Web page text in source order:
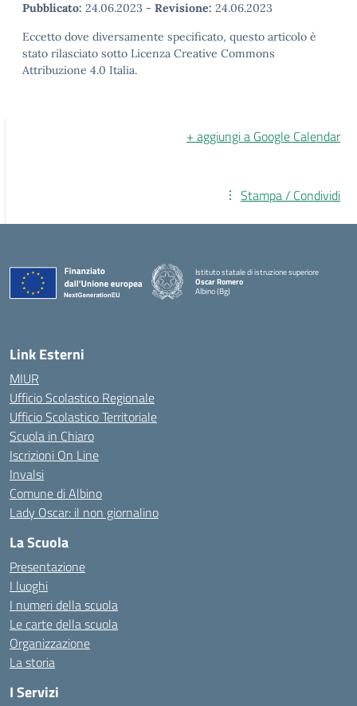
Pubblicato: 24.06.2023 - Revisione: 24.06.2023
Eccetto dove diversamente specificato, questo articolo è
stato rilasciato sotto Licenza Creative Commons
Attribuzione 4.0 Italia.
+ aggiungi a Google Calendar
Stampa / Condividi
Istituto statale di istruzione superiore
Oscar Romero
Albino (Bg)
Link Esterni
MIUR
Ufficio Scolastico Regionale
Ufficio Scolastico Territoriale
Scuola in Chiaro
Iscrizioni On Line
Invalsi
Comune di Albino
Lady Oscar: il non giornalino
La Scuola
Presentazione
I luoghi
I numeri della scuola
Le carte della scuola
Organizzazione
La storia
I Servizi